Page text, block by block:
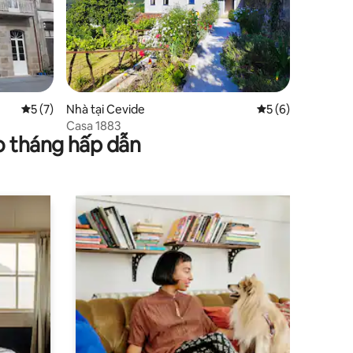
Xếp hạng trung bình 5/5, 7 đánh giá
5 (7)
Nhà tại Cevide Xếp hạng trung
5 (6)
Casa 1883
tháng hấp dẫn